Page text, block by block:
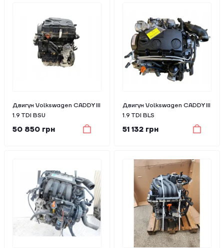
Двигун Volkswagen CADDY III
1.9 TDI BSU
50 850 грн
Двигун Volkswagen CADDY III
1.9 TDI BLS
51 132 грн